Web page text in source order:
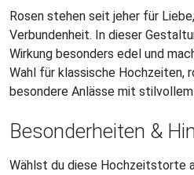
Rosen stehen seit jeher für
Verbundenheit. In dieser
Wirkung besonders edel und
Wahl für klassische Hochzeiten,
besondere Anlässe mit stilvollem
Besonderheiten &
Wählst du diese Hochzeitstorte